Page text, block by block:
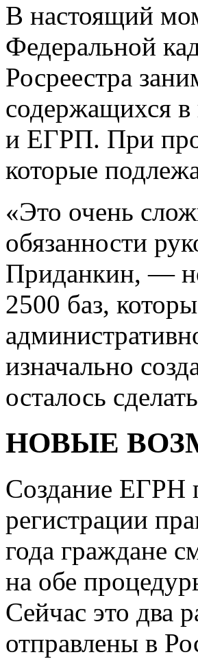
В настоящий
Федеральной
Росреестра
содержащихся
и ЕГРП. При
которые
«Это очень
обязанности
Приданкин, —
2500 баз,
изначально
осталось
НОВЫЕ
Создание ЕГРН
регистрации
года граждане
на обе
Сейчас это два
отправлены в